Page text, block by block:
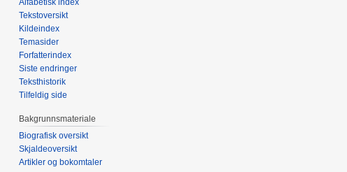
Alfabetisk index
Tekstoversikt
Kildeindex
Temasider
Forfatterindex
Siste endringer
Teksthistorik
Tilfeldig side
Bakgrunnsmateriale
Biografisk oversikt
Skjaldeoversikt
Artikler og bokomtaler